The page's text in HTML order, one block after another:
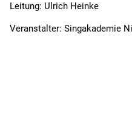
Leitung: Ulrich Heinke
Veranstalter: Singakademie